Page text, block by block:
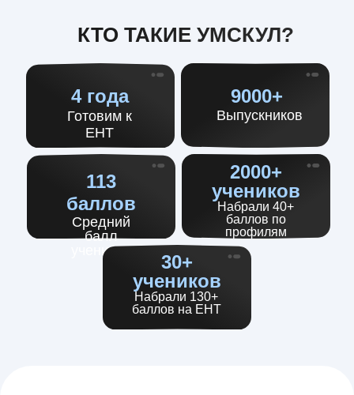
КТО ТАКИЕ УМСКУЛ?
4 года
Готовим к
ЕНТ
9000+
Выпускников
113
баллов
Средний
балл
учеников
2000+
учеников
Набрали 40+
баллов по
профилям
30+
учеников
Набрали 130+
баллов на ЕНТ